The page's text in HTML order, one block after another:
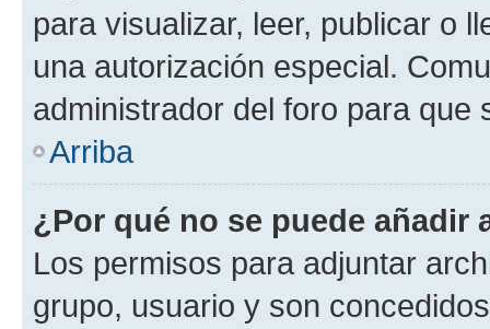
para visualizar, leer, publicar o
una autorización especial.
administrador del foro para que
Arriba
¿Por qué no se puede añadir
Los permisos para adjuntar
grupo, usuario y son